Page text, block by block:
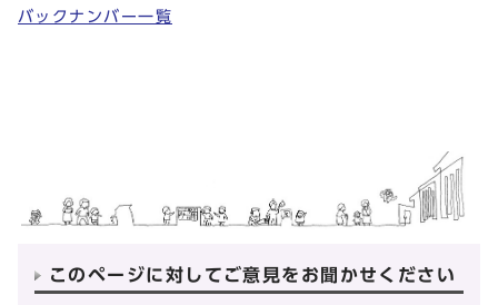
バックナンバー一覧
このページに対してご意見をお聞かせください